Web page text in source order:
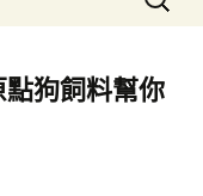
尋
鍵
字:
狗飼料幫你